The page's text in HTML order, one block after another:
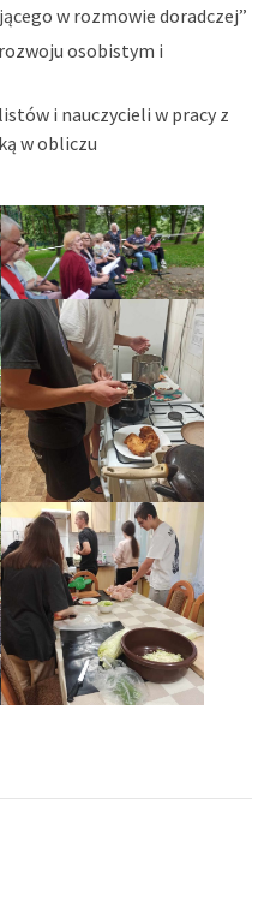
w rozmowie doradczej”
osobistym i
i nauczycieli w pracy z
w obliczu